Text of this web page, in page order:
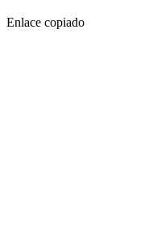
Enlace copiado